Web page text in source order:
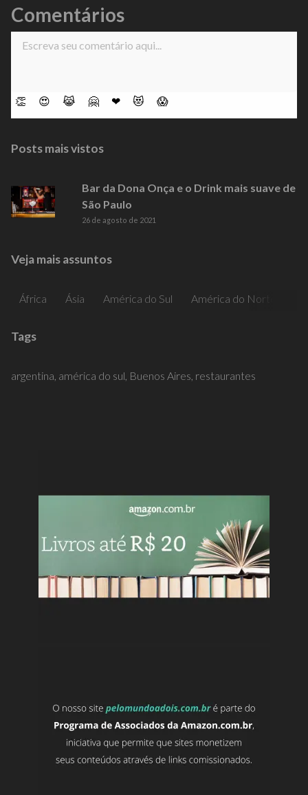
Comentários
👏 😍 😹 🤗 ❤ 😻 😱
Posts mais vistos
Bar da Dona Onça e o Drink mais suave de
São Paulo
26 de agosto de 2021
Veja mais assuntos
África Ásia América do Sul América do Norte
Tags
argentina, américa do sul, Buenos Aires, restaurantes